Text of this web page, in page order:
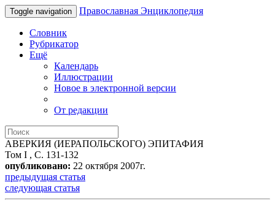
Toggle navigation Православная Энциклопедия
Словник
Рубрикатор
Ещё
Календарь
Иллюстрации
Новое в электронной версии
От редакции
АВЕРКИЯ (ИЕРАПОЛЬСКОГО) ЭПИТАФИЯ
Том I , С. 131-132
опубликовано: 22 октября 2007г.
предыдущая статья
следующая статья